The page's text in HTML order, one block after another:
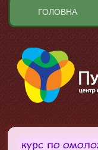
ГОЛОВНА